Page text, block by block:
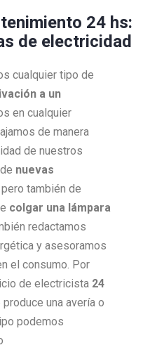
24 hs:
de electricidad
cualquier tipo de
a un
en cualquier
de manera
de nuestros
nuevas
también de
colgar una lámpara
redactamos
y asesoramos
el consumo. Por
de electricista 24
una avería o
podemos